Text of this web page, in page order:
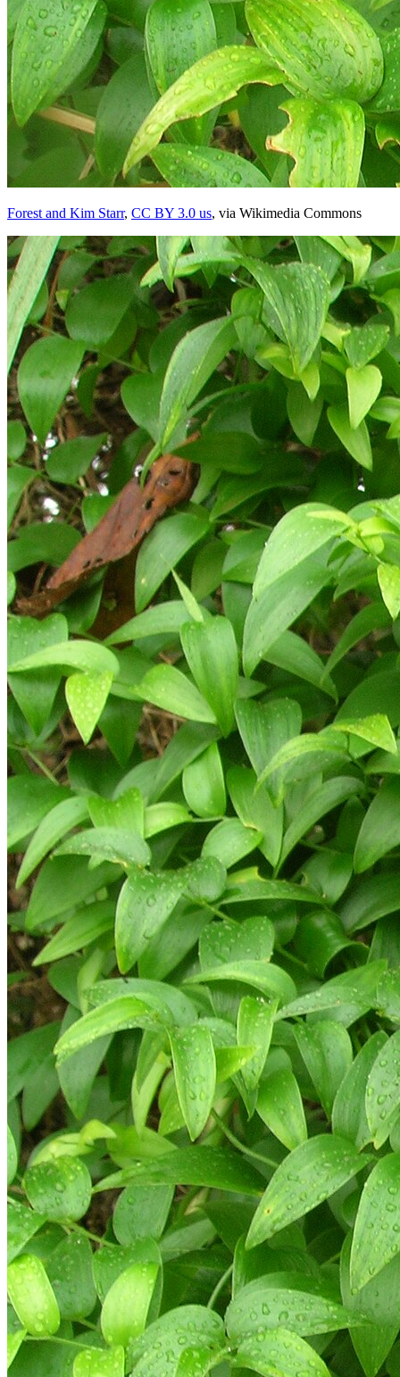
Forest and Kim Starr, CC BY 3.0 us, via Wikimedia Commons